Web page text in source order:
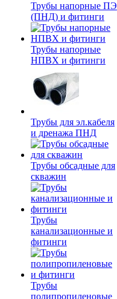
Трубы напорные ПЭ
(ПНД) и фитинги
Трубы напорные
НПВХ и фитинги
Трубы для эл.кабеля
и дренажа ПНД
Трубы обсадные для
скважин
Трубы
канализационные и
фитинги
Трубы
полипропиленовые